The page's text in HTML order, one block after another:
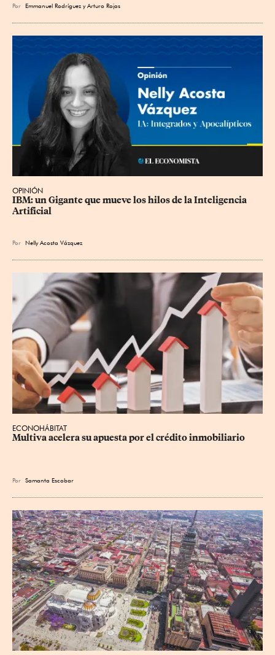
Por Emmanuel Rodríguez yArturo Rojas
OPINIÓN
IBM: un Gigante que mueve los hilos de la Inteligencia
Artificial
Por Nelly Acosta Vázquez
ECONOHÁBITAT
Multiva acelera su apuesta por el crédito inmobiliario
Por Samanta Escobar